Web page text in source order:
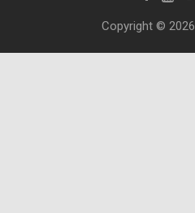
Copyright © 2026